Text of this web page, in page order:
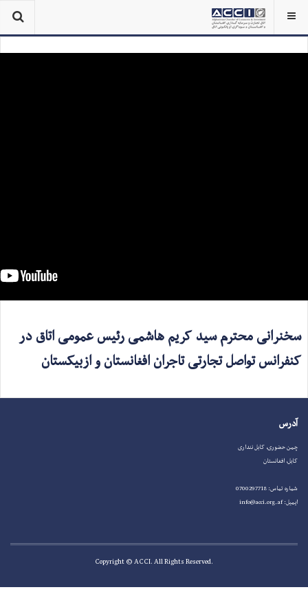
سخنرانی محترم سید کریم هاشمی رئیس عمومی اتاق در
کنفرانس تواصل تجارتی تاجران افغانستان و ازبیکستان
آدرس
چمن حضوری، کابل ننداری
کابل، افغانستان
شماره تماس: 0700297718
ایمیل: info@acci.org.af
.Copyright © ACCI. All Rights Reserved